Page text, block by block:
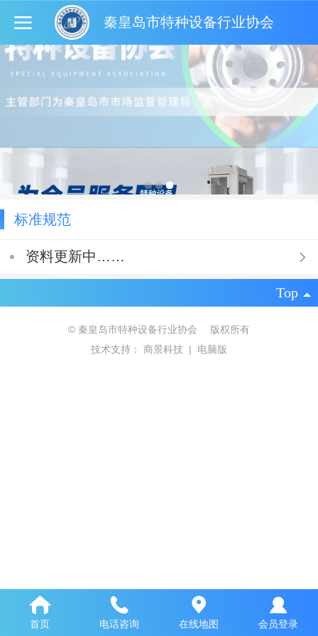
秦皇岛市特种设备行业协会
标准规范
资料更新中……
Top
© 秦皇岛市特种设备行业协会 版权所有
技术支持： 商景科技 | 电脑版
首页 电话咨询 在线地图 会员登录